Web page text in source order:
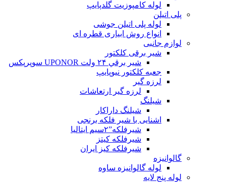
لوله کامپوزیت گلدپایپ
پلی اتیلن
لوله پلی اتیلن جوشی
انواع روش ابیاری قطره ای
لوازم جانبی
شیر برقی کلکتور
شير برقي ۲۴ ولت UPONOR سوپرپکس
جعبه کلکتور نیوپایپ
لرزه گیر
لرزه گیر ارتعاشات
شیلنگ
شیلنگ داراکار
اشنایی با شیر فلکه برنجی
شیرفلکه”۲سیم ایتالیا
شیرفلکه کیتز
شیرفلکه کیز ایران
گالوانیزه
لوله گالوانیزه ساوه
لوله پنج لایه